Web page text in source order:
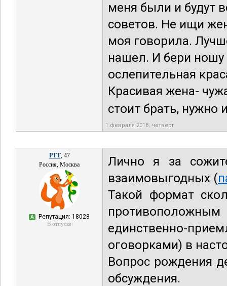
меня были и будут
советов. Не ищи
моя говорила.
нашел. И бери ношу
ослепительная
Красивая жена-
стоит брать, нужно
1 февраля 2018, четверг
РТТ, 47
Россия, Москва
А Репутация: 18028
В отпуске
Лично я за
взаимовыгодных (
Такой формат
единственно-
оговорками) в
Вопрос рождения
обсуждения.